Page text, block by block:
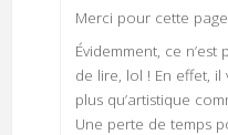
Merci pour cette
Évidemment, ce
de lire, lol ! En effet,
plus qu’artistique
Une perte de temps